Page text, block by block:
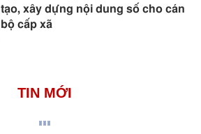
tạo, xây dựng nội dung số cho cán
bộ cấp xã
TIN MỚI